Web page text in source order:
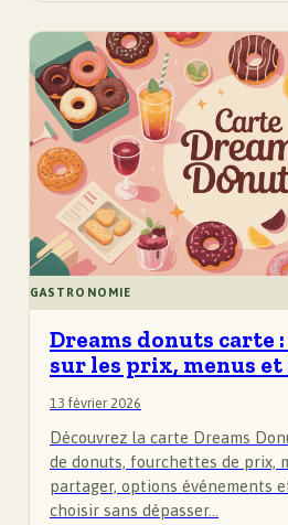
GASTRONOMIE
Dreams donuts carte
sur les prix, menus
13 février 2026
Découvrez la carte Dreams
de donuts, fourchettes de prix,
partager, options événements
choisir sans dépasser…